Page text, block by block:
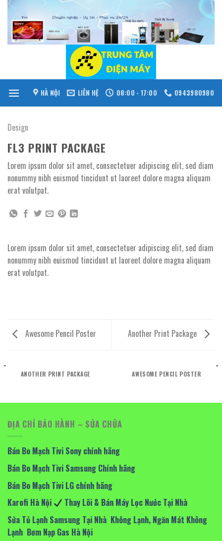
Skip
content
HÀ NỘI LIÊN HỆ 08:00 - 17:00 0943980980
Design
FL3 PRINT PACKAGE
Lorem ipsum dolor sit amet, consectetuer adipiscing elit, sed diam
nonummy nibh euismod tincidunt ut laoreet dolore magna aliquam
erat volutpat.
Lorem ipsum dolor sit amet, consectetuer adipiscing elit, sed diam
nonummy nibh euismod tincidunt ut laoreet dolore magna aliquam
erat volutpat.
Awesome Pencil Poster Another Print Package
ANOTHER PRINT PACKAGE AWESOME PENCIL POSTER
ĐỊA CHỈ BẢO HÀNH – SỬA CHỮA
Bán Bo Mạch Tivi Sony chính hãng
Bán Bo Mạch Tivi Samsung Chính hãng
Bán Bo Mạch Tivi LG chính hãng
Karofi Hà Nội
Thay Lõi & Bán Máy Lọc Nước Tại Nhà
Sửa Tủ Lạnh Samsung Tại Nhà Không Lạnh, Ngăn Mát Không
Lạnh Bơm Nạp Gas Hà Nội